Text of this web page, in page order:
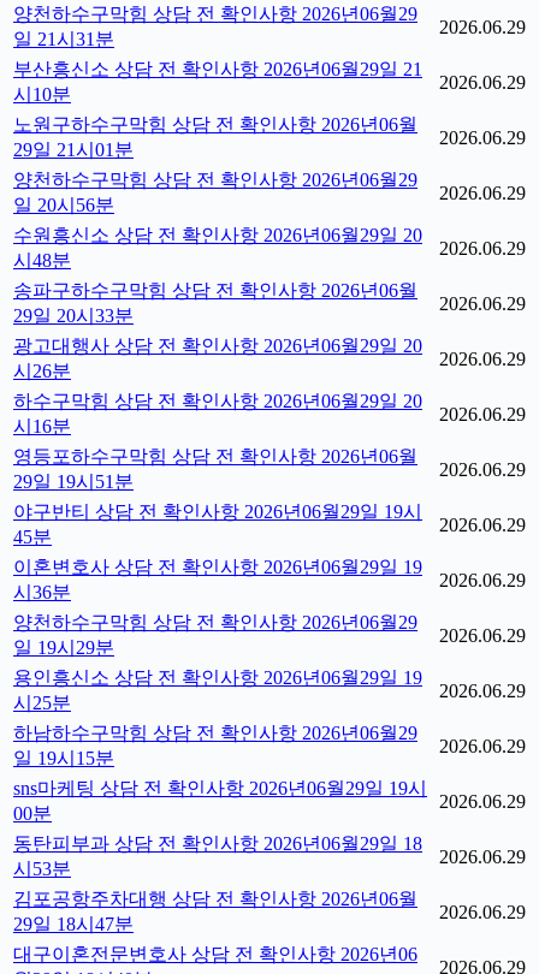
양천하수구막힘 상담 전 확인사항 2026년06월29
일 21시31분
2026.06.29
부산흥신소 상담 전 확인사항 2026년06월29일 21
시10분
2026.06.29
노원구하수구막힘 상담 전 확인사항 2026년06월
29일 21시01분
2026.06.29
양천하수구막힘 상담 전 확인사항 2026년06월29
일 20시56분
2026.06.29
수원흥신소 상담 전 확인사항 2026년06월29일 20
시48분
2026.06.29
송파구하수구막힘 상담 전 확인사항 2026년06월
29일 20시33분
2026.06.29
광고대행사 상담 전 확인사항 2026년06월29일 20
시26분
2026.06.29
하수구막힘 상담 전 확인사항 2026년06월29일 20
시16분
2026.06.29
영등포하수구막힘 상담 전 확인사항 2026년06월
29일 19시51분
2026.06.29
야구반티 상담 전 확인사항 2026년06월29일 19시
45분
2026.06.29
이혼변호사 상담 전 확인사항 2026년06월29일 19
시36분
2026.06.29
양천하수구막힘 상담 전 확인사항 2026년06월29
일 19시29분
2026.06.29
용인흥신소 상담 전 확인사항 2026년06월29일 19
시25분
2026.06.29
하남하수구막힘 상담 전 확인사항 2026년06월29
일 19시15분
2026.06.29
sns마케팅 상담 전 확인사항 2026년06월29일 19시
00분
2026.06.29
동탄피부과 상담 전 확인사항 2026년06월29일 18
시53분
2026.06.29
김포공항주차대행 상담 전 확인사항 2026년06월
29일 18시47분
2026.06.29
대구이혼전문변호사 상담 전 확인사항 2026년06
2026.06.29